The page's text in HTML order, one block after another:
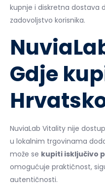
kupnje i diskretna dostava
zadovoljstvo korisnika.
Gdje
NuviaLab Vitality nije
u lokalnim trgovinama
može se kupiti isključivo
omogućuje praktičnost,
autentičnosti.